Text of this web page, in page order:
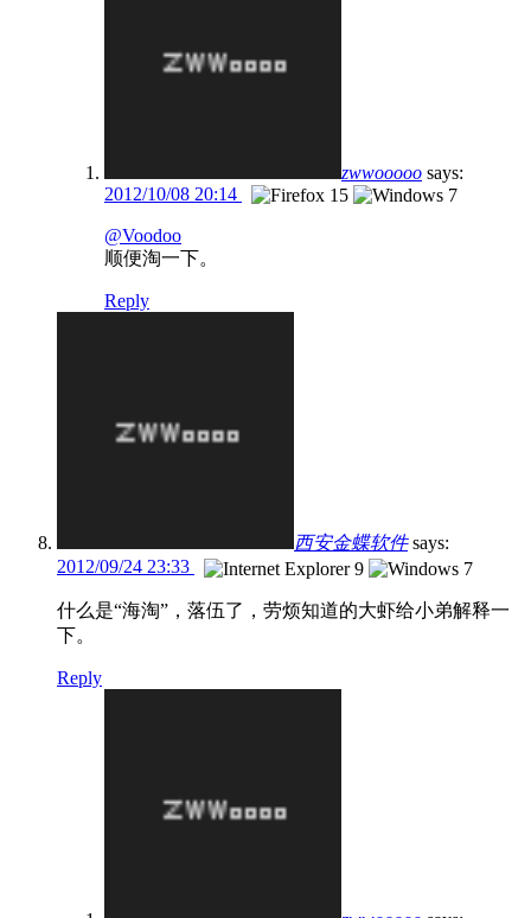
zwwooooo says:
2012/10/08 20:14
@Voodoo
顺便淘一下。
Reply
西安金蝶软件 says:
2012/09/24 23:33
什么是“海淘”，落伍了，劳烦知道的大虾给小弟解释一
下。
Reply